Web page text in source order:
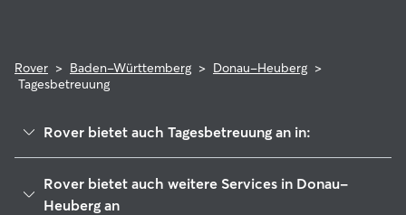
Rover > Baden-Württemberg > Donau-Heuberg >
Tagesbetreuung
Rover bietet auch Tagesbetreuung an in:
Stetten am kalten Markt
Rover bietet auch weitere Services in Donau-
Heuberg an